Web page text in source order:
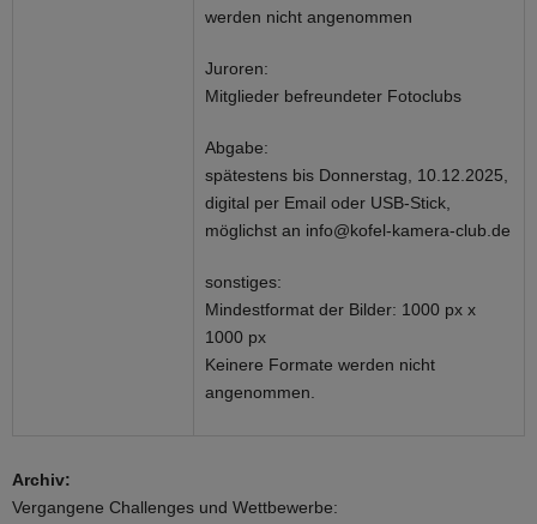
werden nicht angenommen
Juroren:
Mitglieder befreundeter Fotoclubs
Abgabe:
spätestens bis Donnerstag, 10.12.2025,
digital per Email oder USB-Stick,
möglichst an info@kofel-kamera-club.de
sonstiges:
Mindestformat der Bilder: 1000 px x
1000 px
Keinere Formate werden nicht
angenommen.
Archiv:
Vergangene Challenges und Wettbewerbe: